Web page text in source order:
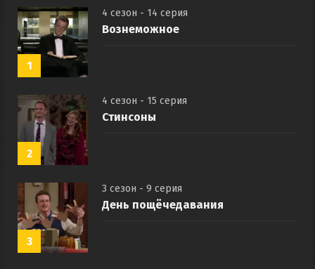
1
4 сезон - 14 серия
Вознеможное
2
4 сезон - 15 серия
Стинсоны
3
3 сезон - 9 серия
День пощёчедавания